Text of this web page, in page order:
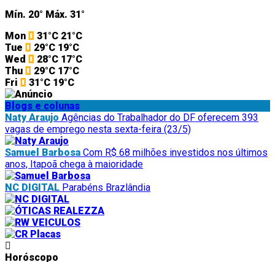
Mín. 20° Máx. 31°
Mon
31°C 21°C
Tue
29°C 19°C
Wed
28°C 17°C
Thu
29°C 17°C
Fri
31°C 19°C
Blogs e colunas
Naty Araujo Agências do Trabalhador do DF oferecem 393
vagas de emprego nesta sexta-feira (23/5)
Samuel Barbosa Com R$ 68 milhões investidos nos últimos
anos, Itapoã chega à maioridade
NC DIGITAL Parabéns Brazlândia
Horóscopo